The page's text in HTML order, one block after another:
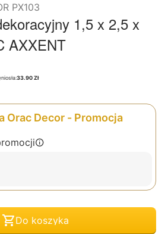
PX103
1,5 x 2,5 x
AXXENT
33.90 Zł
Orac Decor - Promocja
Do koszyka